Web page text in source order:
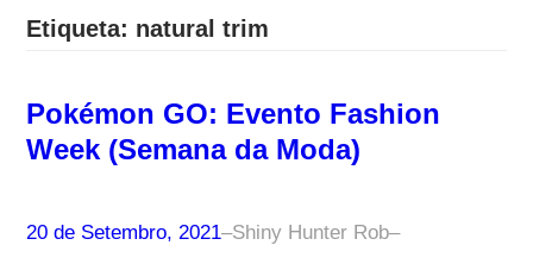
Etiqueta: natural trim
Pokémon GO: Evento Fashion
Week (Semana da Moda)
20 de Setembro, 2021–Shiny Hunter Rob–